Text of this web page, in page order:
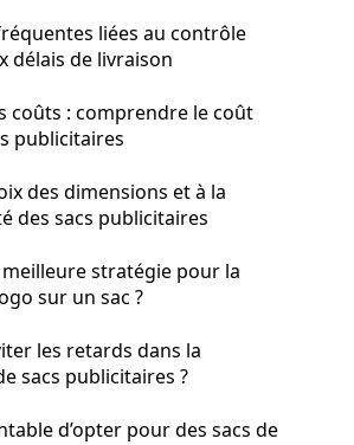
liées au contrôle
délais de livraison
coûts : comprendre le coût
publicitaires
des dimensions et à la
des sacs publicitaires
stratégie pour la
sur un sac ?
les retards dans la
sacs publicitaires ?
d’opter pour des sacs de